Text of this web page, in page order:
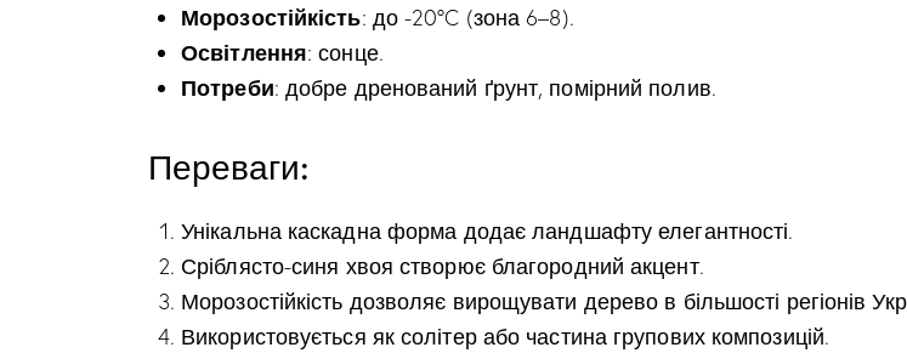
Морозостійкість: до -20°C (зона 6–8).
Освітлення: сонце.
Потреби: добре дренований ґрунт, помірний полив.
Переваги:
Унікальна каскадна форма додає ландшафту елегантності.
Сріблясто-синя хвоя створює благородний акцент.
Морозостійкість дозволяє вирощувати дерево в більшості регіонів
Використовується як солітер або частина групових композицій.